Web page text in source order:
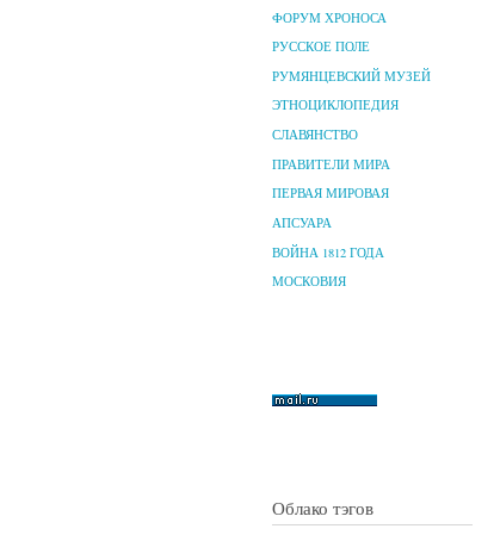
ФОРУМ ХРОНОСА
РУССКОЕ ПОЛЕ
РУМЯНЦЕВСКИЙ МУЗЕЙ
ЭТНОЦИКЛОПЕДИЯ
СЛАВЯНСТВО
ПРАВИТЕЛИ МИРА
ПЕРВАЯ МИРОВАЯ
АПСУАРА
ВОЙНА 1812 ГОДА
МОСКОВИЯ
Облако тэгов